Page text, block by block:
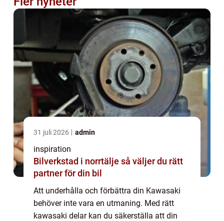
31 juli 2026 admin
inspiration
Bilverkstad i norrtälje så väljer du rätt
partner för din bil
Att underhålla och förbättra din Kawasaki
behöver inte vara en utmaning. Med rätt
kawasaki delar kan du säkerställa att din